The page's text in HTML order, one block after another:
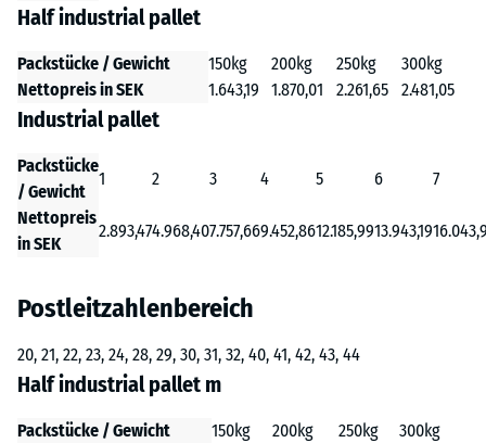
Half industrial pallet
Packstücke / Gewicht 150kg 200kg 250kg
300kg
Nettopreis in SEK
1.643,19 1.870,01 2.261,65 2.481,05
Industrial pallet
Packstücke
/ Gewicht
1 2 3 4 5 6
7
Nettopreis
in SEK
2.893,474.968,407.757,669.452,8612.185,9913.943,19
Postleitzahlenbereich
20, 21, 22, 23, 24, 28, 29, 30, 31, 32, 40, 41, 42, 43, 44
Half industrial pallet m
Packstücke / Gewicht 150kg 200kg 250kg
300kg